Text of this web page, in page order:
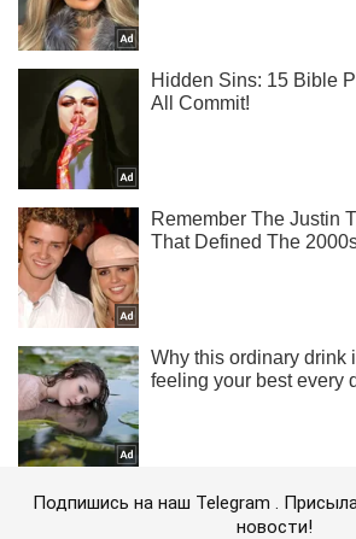
Подпишись на наш Telegram .
новости!